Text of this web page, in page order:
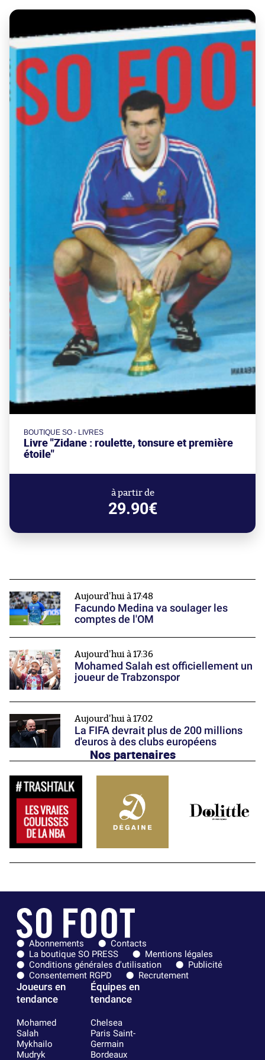
BOUTIQUE SO - LIVRES
Livre "Zidane : roulette, tonsure et première
étoile"
à partir de
29.90€
Aujourd'hui à 17:48
Facundo Medina va soulager les
comptes de l'OM
Aujourd'hui à 17:36
Mohamed Salah est officiellement un
joueur de Trabzonspor
Aujourd'hui à 17:02
La FIFA devrait plus de 200 millions
d'euros à des clubs européens
Nos partenaires
Abonnements
Contacts
La boutique SO PRESS
Mentions légales
Conditions générales d'utilisation
Publicité
Consentement RGPD
Recrutement
Joueurs en
tendance
Mohamed
Salah
Mykhailo
Mudryk
Équipes en
tendance
Chelsea
Paris Saint-
Germain
Bordeaux